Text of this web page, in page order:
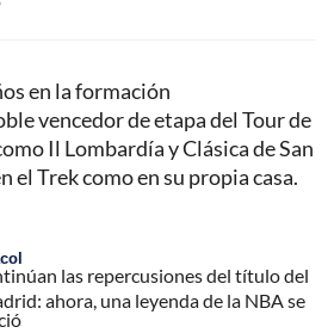
en la formación
vencedor de etapa del Tour de
Il Lombardía y Clásica de San
el Trek como en su propia casa.
las repercusiones del título del
ahora, una leyenda de la NBA se